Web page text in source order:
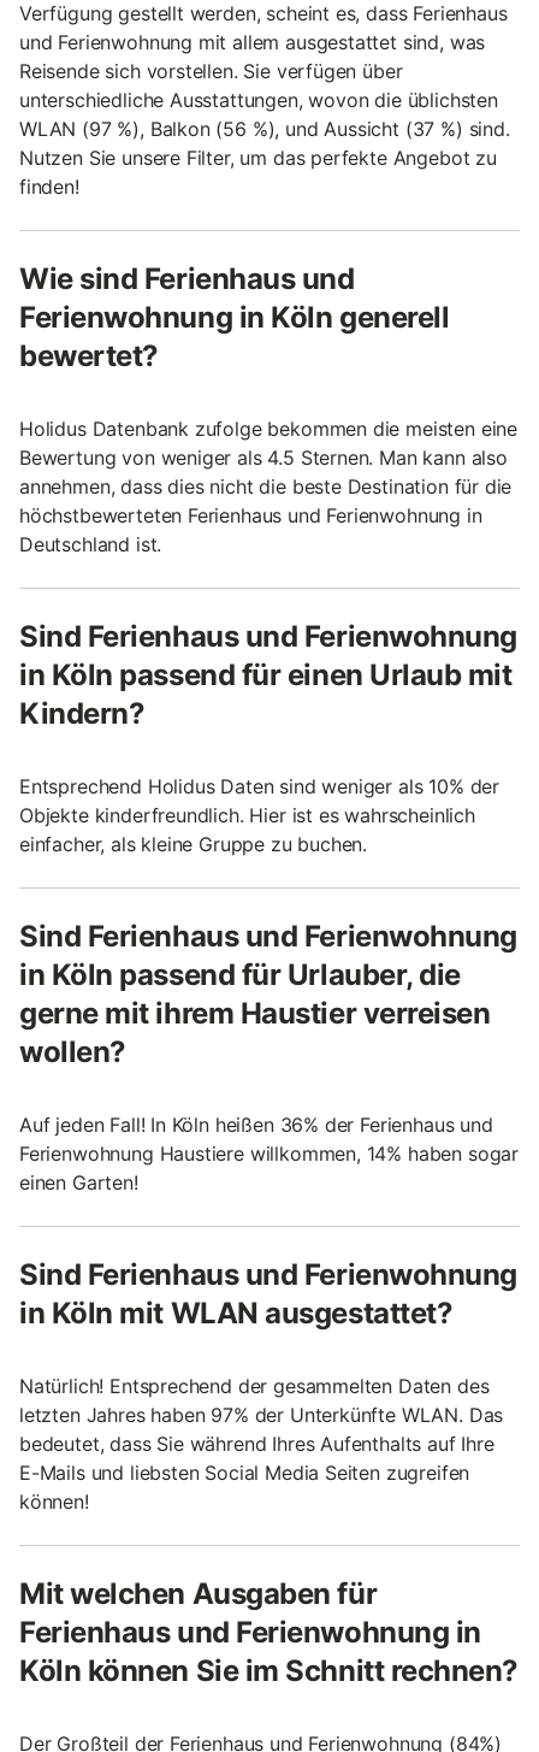
Verfügung gestellt werden, scheint es, dass Ferienhaus
und Ferienwohnung mit allem ausgestattet sind, was
Reisende sich vorstellen. Sie verfügen über
unterschiedliche Ausstattungen, wovon die üblichsten
WLAN (97 %), Balkon (56 %), und Aussicht (37 %) sind.
Nutzen Sie unsere Filter, um das perfekte Angebot zu
finden!
Wie sind Ferienhaus und
Ferienwohnung in Köln generell
bewertet?
Holidus Datenbank zufolge bekommen die meisten eine
Bewertung von weniger als 4.5 Sternen. Man kann also
annehmen, dass dies nicht die beste Destination für die
höchstbewerteten Ferienhaus und Ferienwohnung in
Deutschland ist.
Sind Ferienhaus und Ferienwohnung
in Köln passend für einen Urlaub mit
Kindern?
Entsprechend Holidus Daten sind weniger als 10% der
Objekte kinderfreundlich. Hier ist es wahrscheinlich
einfacher, als kleine Gruppe zu buchen.
Sind Ferienhaus und Ferienwohnung
in Köln passend für Urlauber, die
gerne mit ihrem Haustier verreisen
wollen?
Auf jeden Fall! In Köln heißen 36% der Ferienhaus und
Ferienwohnung Haustiere willkommen, 14% haben sogar
einen Garten!
Sind Ferienhaus und Ferienwohnung
in Köln mit WLAN ausgestattet?
Natürlich! Entsprechend der gesammelten Daten des
letzten Jahres haben 97% der Unterkünfte WLAN. Das
bedeutet, dass Sie während Ihres Aufenthalts auf Ihre
E-Mails und liebsten Social Media Seiten zugreifen
können!
Mit welchen Ausgaben für
Ferienhaus und Ferienwohnung in
Köln können Sie im Schnitt rechnen?
Der Großteil der Ferienhaus und Ferienwohnung (84%)